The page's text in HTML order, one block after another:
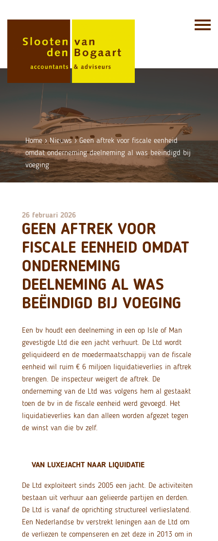
Home›Nieuws›Geen aftrek voor fiscale eenheid
omdat onderneming deelneming al was beëindigd bij
voeging
26 februari 2026
GEEN AFTREK VOOR
FISCALE EENHEID OMDAT
ONDERNEMING
DEELNEMING AL WAS
BEËINDIGD BIJ VOEGING
Een bv houdt een deelneming in een op Isle of Man
gevestigde Ltd die een jacht verhuurt. De Ltd wordt
geliquideerd en de moedermaatschappij van de fiscale
eenheid wil ruim € 6 miljoen liquidatieverlies in aftrek
brengen. De inspecteur weigert de aftrek. De
onderneming van de Ltd was volgens hem al gestaakt
toen de bv in de fiscale eenheid werd gevoegd. Het
liquidatieverlies kan dan alleen worden afgezet tegen
de winst van die bv zelf.
VAN LUXEJACHT NAAR LIQUIDATIE
De Ltd exploiteert sinds 2005 een jacht. De activiteiten
bestaan uit verhuur aan gelieerde partijen en derden.
De Ltd is vanaf de oprichting structureel verlieslatend.
Een Nederlandse bv verstrekt leningen aan de Ltd om
de verliezen te compenseren en zet deze in 2013 om in